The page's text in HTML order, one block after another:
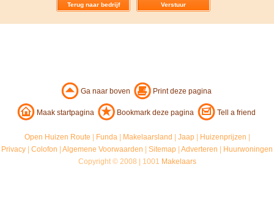
Terug naar bedrijf
Ga naar boven Print deze pagina
Maak startpagina Bookmark deze pagina Tell a friend
Open Huizen Route Funda| Makelaarsland Jaap| Huizenprijzen
Privacy
Colofon Algemene Voorwaarden Sitemap Adverteren
Huurwoningen
Copyright © 2008 | 1001 Makelaars